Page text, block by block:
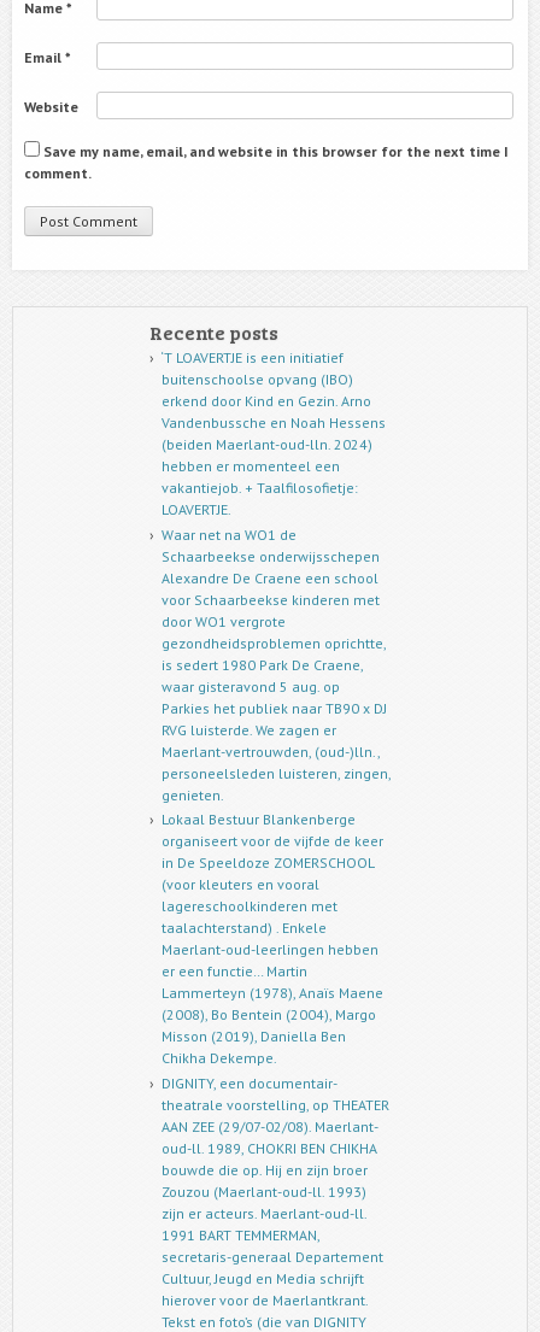
Name *
Email *
Website
Save my name, email, and website in this browser for the next time I
comment.
Recente posts
‘T LOAVERTJE is een initiatief
buitenschoolse opvang (IBO)
erkend door Kind en Gezin. Arno
Vandenbussche en Noah Hessens
(beiden Maerlant-oud-lln. 2024)
hebben er momenteel een
vakantiejob. + Taalfilosofietje:
LOAVERTJE.
Waar net na WO1 de
Schaarbeekse onderwijsschepen
Alexandre De Craene een school
voor Schaarbeekse kinderen met
door WO1 vergrote
gezondheidsproblemen oprichtte,
is sedert 1980 Park De Craene,
waar gisteravond 5 aug. op
Parkies het publiek naar TB90 x DJ
RVG luisterde. We zagen er
Maerlant-vertrouwden, (oud-)lln.,
personeelsleden luisteren, zingen,
genieten.
Lokaal Bestuur Blankenberge
organiseert voor de vijfde de keer
in De Speeldoze ZOMERSCHOOL
(voor kleuters en vooral
lagereschoolkinderen met
taalachterstand) . Enkele
Maerlant-oud-leerlingen hebben
er een functie… Martin
Lammerteyn (1978), Anaïs Maene
(2008), Bo Bentein (2004), Margo
Misson (2019), Daniella Ben
Chikha Dekempe.
DIGNITY, een documentair-
theatrale voorstelling, op THEATER
AAN ZEE (29/07-02/08). Maerlant-
oud-ll. 1989, CHOKRI BEN CHIKHA
bouwde die op. Hij en zijn broer
Zouzou (Maerlant-oud-ll. 1993)
zijn er acteurs. Maerlant-oud-ll.
1991 BART TEMMERMAN,
secretaris-generaal Departement
Cultuur, Jeugd en Media schrijft
hierover voor de Maerlantkrant.
Tekst en foto’s (die van DIGNITY